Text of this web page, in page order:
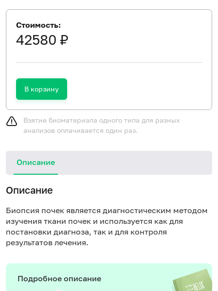
Стоимость:
42580 ₽
В корзину
Взятие биоматериала одного типа для разных
анализов оплачивается один раз.
Описание
Описание
Биопсия почек является диагностическим методом
изучения ткани почек и используется как для
постановки диагноза, так и для контроля
результатов лечения.
Подробное описание